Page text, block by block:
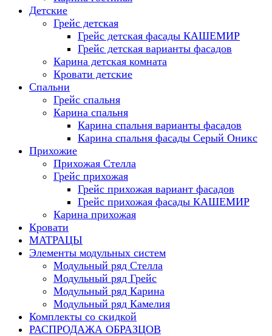
Детские
Грейс детская
Грейс детская фасады КАШЕМИР
Грейс детская варианты фасадов
Карина детская комната
Кровати детские
Спальни
Грейс спальня
Карина спальня
Карина спальня варианты фасадов
Карина спальня фасады Серый Оникс
Прихожие
Прихожая Стелла
Грейс прихожая
Грейс прихожая вариант фасадов
Грейс прихожая фасады КАШЕМИР
Карина прихожая
Кровати
МАТРАЦЫ
Элементы модульных систем
Модульный ряд Стелла
Модульный ряд Грейс
Модульный ряд Карина
Модульный ряд Камелия
Комплекты со скидкой
РАСПРОДАЖА ОБРАЗЦОВ